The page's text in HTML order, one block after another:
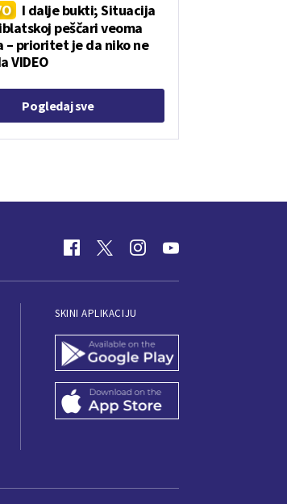
I dalje bukti; Situacija
peščari veoma
– prioritet je da niko ne
VIDEO
Pogledaj sve
SKINI APLIKACIJU